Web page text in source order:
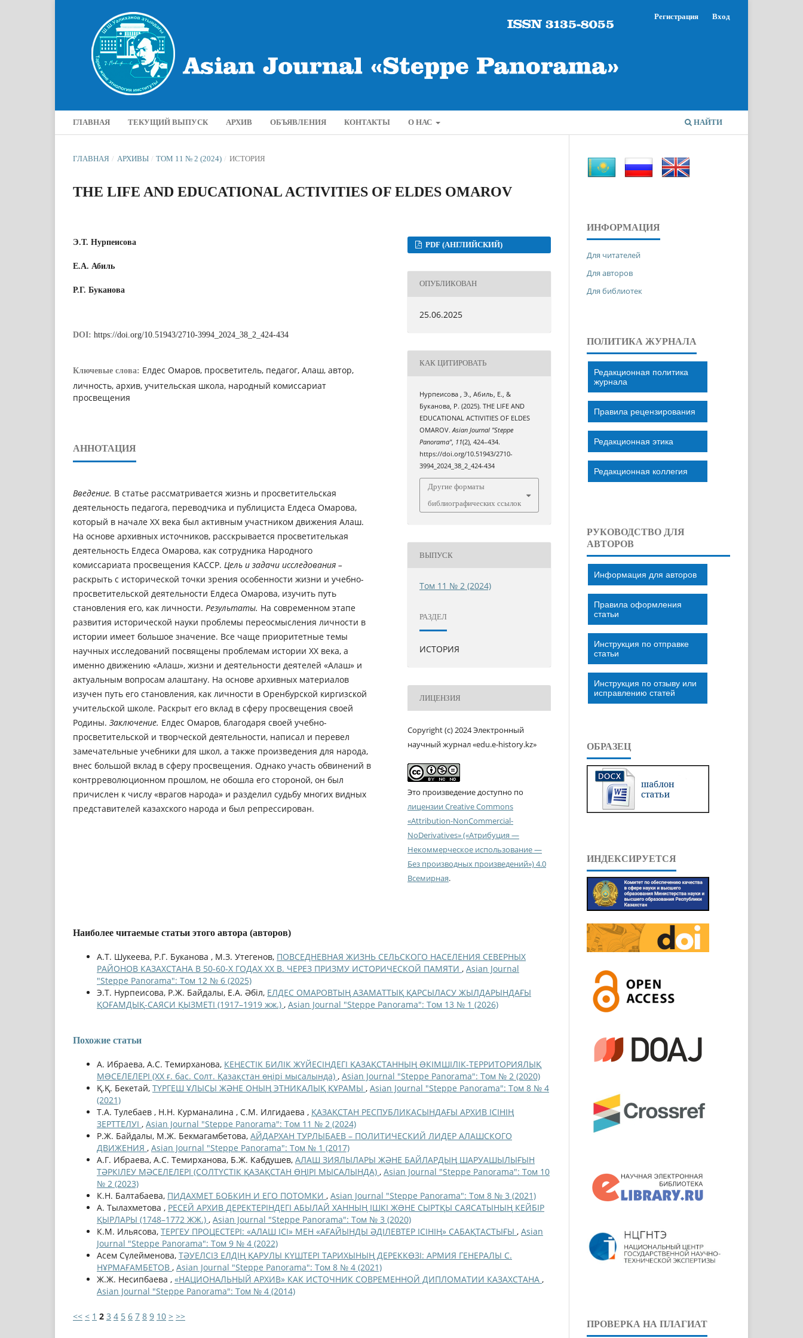
ГЛАВНАЯ ТЕКУЩИЙ ВЫПУСК АРХИВ ОБЪЯВЛЕНИЯ КОНТАКТЫ О НАС НАЙТИ
Регистрация Вход
ГЛАВНАЯ / АРХИВЫ / ТОМ 11 № 2 (2024) / ИСТОРИЯ
THE LIFE AND EDUCATIONAL ACTIVITIES OF ELDES OMAROV
Э.Т. Нурпеисова
Е.А. Абиль
Р.Г. Буканова
DOI: https://doi.org/10.51943/2710-3994_2024_38_2_424-434
Ключевые слова: Елдес Омаров, просветитель, педагог, Алаш, автор,
личность, архив, учительская школа, народный комиссариат
просвещения
АННОТАЦИЯ
Введение. В статье рассматривается жизнь и просветительская
деятельность педагога, переводчика и публициста Елдеса Омарова,
который в начале ХХ века был активным участником движения Алаш.
На основе архивных источников, расскрывается просветителькая
деятельность Елдеса Омарова, как сотрудника Народного
комиссариата просвещения КАССР. Цель и задачи исследования –
раскрыть с исторической точки зрения особенности жизни и учебно-
просветительской деятельности Елдеса Омарова, изучить путь
становления его, как личности. Результаты. На современном этапе
развития исторической науки проблемы переосмысления личности в
истории имеет большое значение. Все чаще приоритетные темы
научных исследований посвящены проблемам истории ХХ века, а
именно движению «Алаш», жизни и деятельности деятелей «Алаш» и
актуальным вопросам алаштану. На основе архивных материалов
изучен путь его становления, как личности в Оренбурской киргизской
учительской школе. Раскрыт его вклад в сферу просвещения своей
Родины. Заключение. Елдес Омаров, благодаря своей учебно-
просветительской и творческой деятельности, написал и перевел
замечательные учебники для школ, а также произведения для народа,
внес большой вклад в сферу просвещения. Однако участь обвинений в
контрреволюционном прошлом, не обошла его стороной, он был
причислен к числу «врагов народа» и разделил судьбу многих видных
представителей казахского народа и был репрессирован.
PDF (АНГЛИЙСКИЙ)
ОПУБЛИКОВАН
25.06.2025
КАК ЦИТИРОВАТЬ
Нурпеисова , Э., Абиль, Е., &
Буканова, Р. (2025). THE LIFE AND
EDUCATIONAL ACTIVITIES OF ELDES
OMAROV.Asian Journal "Steppe
Panorama", 11(2), 424–434.
https://doi.org/10.51943/2710-
3994_2024_38_2_424-434
Другие форматы
библиографических ссылок
ВЫПУСК
Том 11 № 2 (2024)
РАЗДЕЛ
ИСТОРИЯ
ЛИЦЕНЗИЯ
Copyright (c) 2024 Электронный
научный журнал «edu.e-history.kz»
Это произведение доступно по
лицензии Creative Commons
«Attribution-NonCommercial-
NoDerivatives» («Атрибуция —
Некоммерческое использование —
Без производных произведений») 4.0
Всемирная.
Наиболее читаемые статьи этого автора (авторов)
А.Т. Шукеева, Р.Г. Буканова , М.З. Утегенов, ПОВСЕДНЕВНАЯ ЖИЗНЬ СЕЛЬСКОГО НАСЕЛЕНИЯ СЕВЕРНЫХ
РАЙОНОВ КАЗАХСТАНА В 50-60-Х ГОДАХ ХХ В. ЧЕРЕЗ ПРИЗМУ ИСТОРИЧЕСКОЙ ПАМЯТИ , Asian Journal
"Steppe Panorama": Том 12 № 6 (2025)
Э.Т. Нурпеисова, Р.Ж. Байдалы, Е.А. Әбіл, ЕЛДЕС ОМАРОВТЫҢ АЗАМАТТЫҚ ҚАРСЫЛАСУ ЖЫЛДАРЫНДАҒЫ
ҚОҒАМДЫҚ-САЯСИ ҚЫЗМЕТІ (1917–1919 жж.) , Asian Journal "Steppe Panorama": Том 13 № 1 (2026)
Похожие статьи
А. Ибраева, А.С. Темирханова, КЕҢЕСТІК БИЛІК ЖҮЙЕСІНДЕГІ ҚАЗАҚСТАННЫҢ ƏКІМШІЛІК-ТЕРРИТОРИЯЛЫҚ
МƏСЕЛЕЛЕРІ (ХХ ғ. бас. Солт. Қазақстан өңірі мысалында) , Asian Journal "Steppe Panorama": Том № 2 (2020)
Қ.Қ. Бекетай, ТҮРГЕШ ҰЛЫСЫ ЖӘНЕ ОНЫҢ ЭТНИКАЛЫҚ ҚҰРАМЫ , Asian Journal "Steppe Panorama": Том 8 № 4
(2021)
Т.А. Тулебаев , Н.Н. Курманалина , С.М. Илгидаева , ҚАЗАҚСТАН РЕСПУБЛИКАСЫНДАҒЫ АРХИВ ІСІНІҢ
ЗЕРТТЕЛУІ , Asian Journal "Steppe Panorama": Том 11 № 2 (2024)
Р.Ж. Байдалы, М.Ж. Бекмагамбетова, АЙДАРХАН ТУРЛЫБАЕВ – ПОЛИТИЧЕСКИЙ ЛИДЕР АЛАШСКОГО
ДВИЖЕНИЯ , Asian Journal "Steppe Panorama": Том № 1 (2017)
А.Г. Ибраева, А.С. Темирханова, Б.Ж. Кабдушев, АЛАШ ЗИЯЛЫЛАРЫ ЖӘНЕ БАЙЛАРДЫҢ ШАРУАШЫЛЫҒЫН
ТӘРКІЛЕУ МӘСЕЛЕЛЕРІ (СОЛТҮСТІК ҚАЗАҚСТАН ӨҢІРІ МЫСАЛЫНДА) , Asian Journal "Steppe Panorama": Том 10
№ 2 (2023)
К.Н. Балтабаева, ПИДАХМЕТ БОБКИН И ЕГО ПОТОМКИ , Asian Journal "Steppe Panorama": Том 8 № 3 (2021)
А. Тылахметова , РЕСЕЙ АРХИВ ДЕРЕКТЕРІНДЕГІ АБЫЛАЙ ХАННЫҢ ІШКІ ЖƏНЕ СЫРТҚЫ САЯСАТЫНЫҢ КЕЙБІР
ҚЫРЛАРЫ (1748–1772 ЖЖ.) , Asian Journal "Steppe Panorama": Том № 3 (2020)
К.М. Ильясова, ТЕРГЕУ ПРОЦЕСТЕРІ: «АЛАШ ІСІ» МЕН «АҒАЙЫНДЫ ӘДІЛЕВТЕР ІСІНІҢ» САБАҚТАСТЫҒЫ , Asian
Journal "Steppe Panorama": Том 9 № 4 (2022)
Асем Сүлейменова, ТӘУЕЛСІЗ ЕЛДІҢ ҚАРУЛЫ КҮШТЕРІ ТАРИХЫНЫҢ ДЕРЕККӨЗІ: АРМИЯ ГЕНЕРАЛЫ С.
НҰРМАҒАМБЕТОВ , Asian Journal "Steppe Panorama": Том 8 № 4 (2021)
Ж.Ж. Несипбаева , «НАЦИОНАЛЬНЫЙ АРХИВ» КАК ИСТОЧНИК СОВРЕМЕННОЙ ДИПЛОМАТИИ КАЗАХСТАНА ,
Asian Journal "Steppe Panorama": Том № 4 (2014)
<< < 1 2 3 4 5 6 7 8 9 10 > >>
ИНФОРМАЦИЯ
Для читателей
Для авторов
Для библиотек
ПОЛИТИКА ЖУРНАЛА
Редакционная политика
журнала
Правила рецензирования
Редакционная этика
Редакционная коллегия
РУКОВОДСТВО ДЛЯ
АВТОРОВ
Информация для авторов
Правила оформления
статьи
Инструкция по отправке
статьи
Инструкция по отзыву или
исправлению статей
ОБРАЗЕЦ
ИНДЕКСИРУЕТСЯ
ПРОВЕРКА НА ПЛАГИАТ